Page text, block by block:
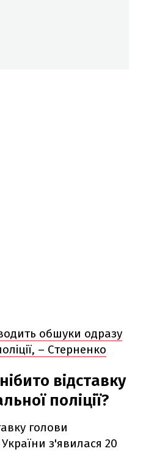
обшуки одразу
– Стерненко
відставку
поліції?
голови
України з'явилася 20